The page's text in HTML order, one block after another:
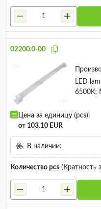
02200.0-00
LED
6500K;
Цена за единицу (pcs):
от 103.10 EUR
В наличии:
Количество pcs (Кратность